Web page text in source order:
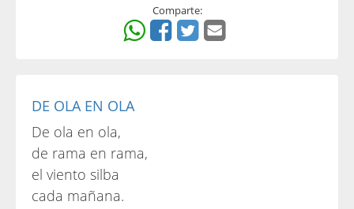
Comparte:
DE OLA EN OLA
De ola en ola,
de rama en rama,
el viento silba
cada mañana.